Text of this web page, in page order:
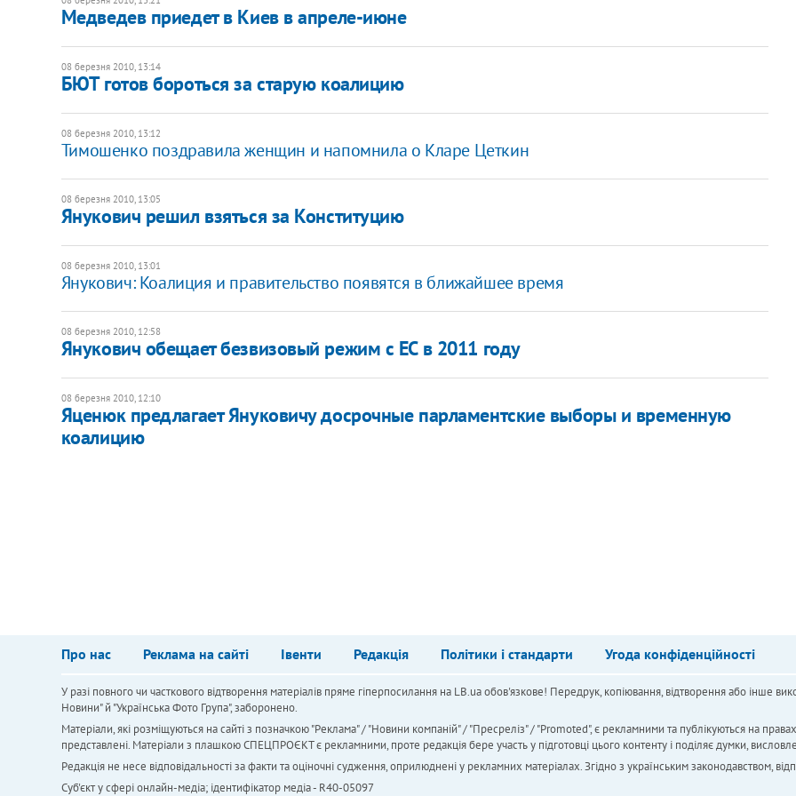
Медведев приедет в Киев в апреле-июне
08 березня 2010, 13:14
БЮТ готов бороться за старую коалицию
08 березня 2010, 13:12
Тимошенко поздравила женщин и напомнила о Кларе Цеткин
08 березня 2010, 13:05
Янукович решил взяться за Конституцию
08 березня 2010, 13:01
Янукович: Коалиция и правительство появятся в ближайшее время
08 березня 2010, 12:58
Янукович обещает безвизовый режим с ЕС в 2011 году
08 березня 2010, 12:10
Яценюк предлагает Януковичу досрочные парламентские выборы и временную
коалицию
Про нас Реклама на сайті Івенти Редакція Політики і стандарти Угода конфіденційності
У разі повного чи часткового відтворення матеріалів пряме гіперпосилання на LB.ua обов'язкове! Передрук, копіювання, відтворення або інше
Новини" й "Українська Фото Група", заборонено.
Матеріали, які розміщуються на сайті з позначкою "Реклама" / "Новини компаній" / "Пресреліз" / "Promoted", є рекламними та публікуються на
представлені. Матеріали з плашкою СПЕЦПРОЄКТ є рекламними, проте редакція бере участь у підготовці цього контенту і поділяє думки,
Редакція не несе відповідальності за факти та оціночні судження, оприлюднені у рекламних матеріалах. Згідно з українським законодавством,
Cуб'єкт у сфері онлайн-медіа; ідентифікатор медіа - R40-05097